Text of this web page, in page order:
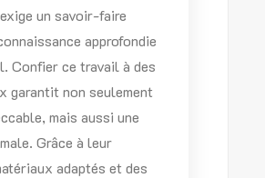
un savoir-faire
approfondie
Confier ce travail à des
garantit non seulement
mais aussi une
Grâce à leur
adaptés et des